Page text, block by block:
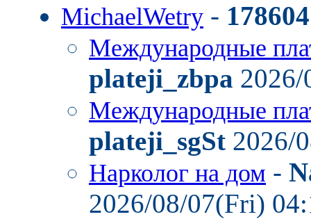
MichaelWetry -
Международные
plateji_zbpa
Международные
plateji_sgSt 2026/
Нарколог на дом -
2026/08/07(Fri)